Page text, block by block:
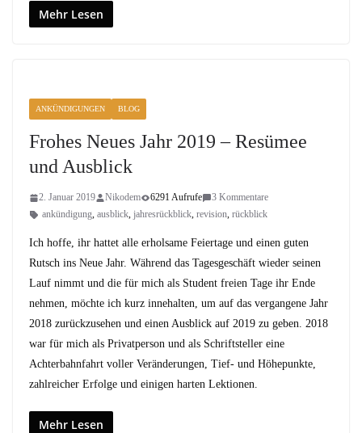
Mehr Lesen
ANKÜNDIGUNGEN BLOG
Frohes Neues Jahr 2019 – Resümee
und Ausblick
2. Januar 2019 Nikodem 6291 Aufrufe
3 Kommentare
ankündigung, ausblick, jahresrückblick, revision, rückblick
Ich hoffe, ihr hattet alle erholsame Feiertage und einen guten
Rutsch ins Neue Jahr. Während das Tagesgeschäft wieder seinen
Lauf nimmt und die für mich als Student freien Tage ihr Ende
nehmen, möchte ich kurz innehalten, um auf das vergangene Jahr
2018 zurückzusehen und einen Ausblick auf 2019 zu geben. 2018
war für mich als Privatperson und als Schriftsteller eine
Achterbahnfahrt voller Veränderungen, Tief- und Höhepunkte,
zahlreicher Erfolge und einigen harten Lektionen.
Mehr Lesen